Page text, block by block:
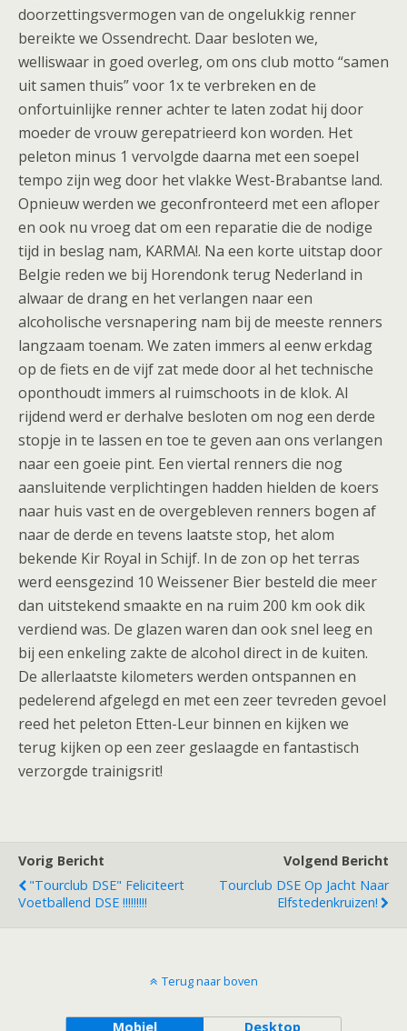
doorzettingsvermogen van de ongelukkig renner
bereikte we Ossendrecht. Daar besloten we,
welliswaar in goed overleg, om ons club motto “samen
uit samen thuis” voor 1x te verbreken en de
onfortuinlijke renner achter te laten zodat hij door
moeder de vrouw gerepatrieerd kon worden. Het
peleton minus 1 vervolgde daarna met een soepel
tempo zijn weg door het vlakke West-Brabantse land.
Opnieuw werden we geconfronteerd met een afloper
en ook nu vroeg dat om een reparatie die de nodige
tijd in beslag nam, KARMA!. Na een korte uitstap door
Belgie reden we bij Horendonk terug Nederland in
alwaar de drang en het verlangen naar een
alcoholische versnapering nam bij de meeste renners
langzaam toenam. We zaten immers al eenw erkdag
op de fiets en de vijf zat mede door al het technische
oponthoudt immers al ruimschoots in de klok. Al
rijdend werd er derhalve besloten om nog een derde
stopje in te lassen en toe te geven aan ons verlangen
naar een goeie pint. Een viertal renners die nog
aansluitende verplichtingen hadden hielden de koers
naar huis vast en de overgebleven renners bogen af
naar de derde en tevens laatste stop, het alom
bekende Kir Royal in Schijf. In de zon op het terras
werd eensgezind 10 Weissener Bier besteld die meer
dan uitstekend smaakte en na ruim 200 km ook dik
verdiend was. De glazen waren dan ook snel leeg en
bij een enkeling zakte de alcohol direct in de kuiten.
De allerlaatste kilometers werden ontspannen en
pedelerend afgelegd en met een zeer tevreden gevoel
reed het peleton Etten-Leur binnen en kijken we
terug kijken op een zeer geslaagde en fantastisch
verzorgde trainigsrit!
Vorig Bericht
"Tourclub DSE" Feliciteert
Voetballend DSE !!!!!!!!!
Volgend Bericht
Tourclub DSE Op Jacht Naar
Elfstedenkruizen!
Terug naar boven
Mobiel Desktop